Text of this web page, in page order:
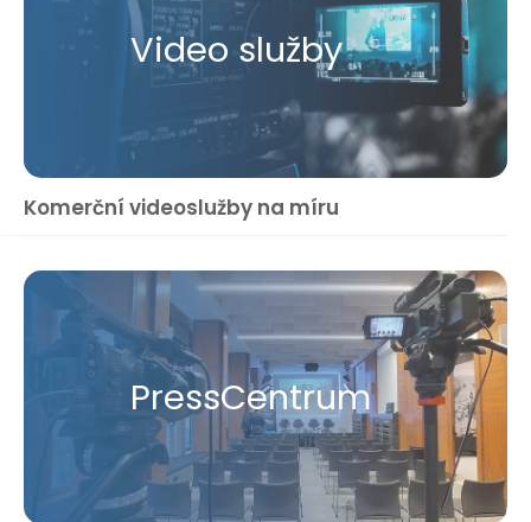
Video služby
Komerční videoslužby na míru
Press​Centrum